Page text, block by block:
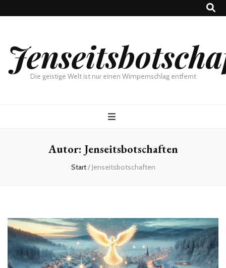
Die geistige Welt ist nur einen Wimpernschlag entfernt
Autor: Jenseitsbotschaften
Start/Jenseitsbotschaften